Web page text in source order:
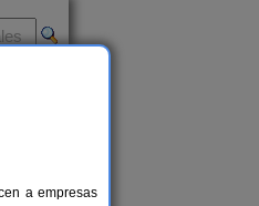
a empresas